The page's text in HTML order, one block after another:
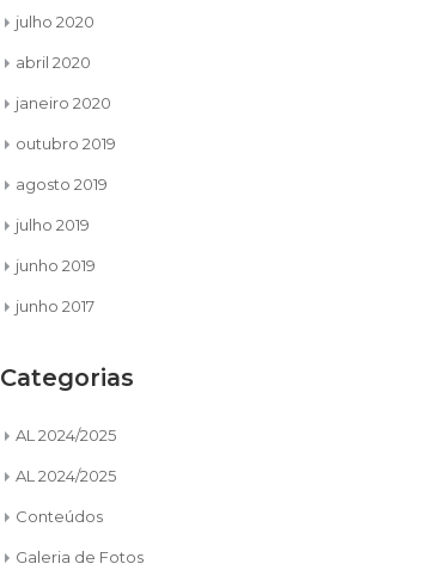
30
nov
MEU PROPÓSITO EM
LIDERAR – REGIÃO C
LEOÍSTICA E INVOCAÇÃO A DEUS
TEMA: “O meu propósito em liderar”
Desde pequena sempre admirei o
julho 2020
abril 2020
janeiro 2020
outubro 2019
agosto 2019
julho 2019
junho 2019
junho 2017
Categorias
AL 2024/2025
AL 2024/2025
Conteúdos
Galeria de Fotos